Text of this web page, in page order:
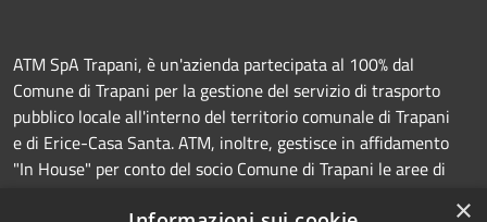
ATM SpA Trapani, è un'azienda partecipata al 100% dal
Comune di Trapani per la gestione del servizio di trasporto
pubblico locale all'interno del territorio comunale di Trapani
e di Erice-Casa Santa. ATM, inoltre, gestisce in affidamento
"In House" per conto del socio Comune di Trapani le aree di
×